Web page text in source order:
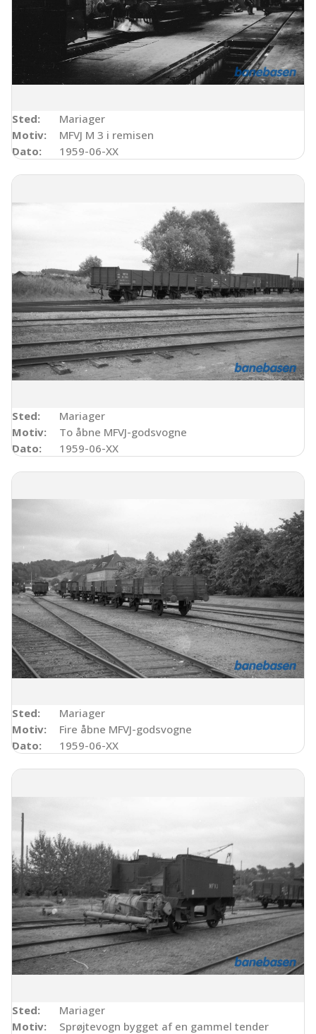
Sted:
Mariager
Motiv:
MFVJ M 3 i remisen
Dato:
1959-06-XX
Sted:
Mariager
Motiv:
To åbne MFVJ-godsvogne
Dato:
1959-06-XX
Sted:
Mariager
Motiv:
Fire åbne MFVJ-godsvogne
Dato:
1959-06-XX
Sted:
Mariager
Motiv:
Sprøjtevogn bygget af en gammel tender